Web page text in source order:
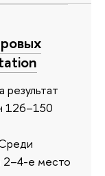
результат
126–150
2–4-е место